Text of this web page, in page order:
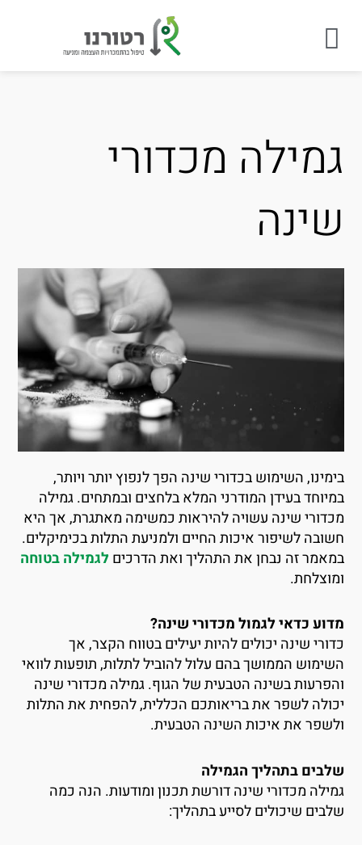
מכדורי
השימוש בכדורי שינה הפך לנפוץ יותר ויותר,
בעידן המודרני המלא בלחצים ובמתחים. גמילה
שינה עשויה להיראות כמשימה מאתגרת, אך היא
לשיפור איכות החיים ולמניעת התלות בכימיקלים.
זה נבחן את התהליך ואת הדרכיםלגמילה בטוחה
כדאי לגמול מכדורי שינה?
שינה יכולים להיות יעילים בטווח הקצר, אך
הממושך בהם עלול להוביל לתלות, תופעות לוואי
בשינה הטבעית של הגוף. גמילה מכדורי שינה
לשפר את בריאותכם הכללית, להפחית את התלות
את איכות השינה הטבעית.
בתהליך הגמילה
מכדורי שינה דורשת תכנון ומודעות. הנה כמה
שיכולים לסייע בתהליך: